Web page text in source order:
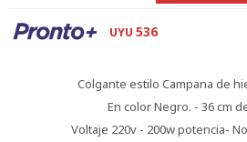
UYU 536
Colgante estilo Campana de
En color Negro. - 36 cm
Voltaje 220v - 200w potencia-